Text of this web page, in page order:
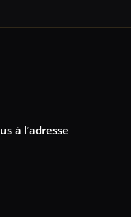
à l’adresse